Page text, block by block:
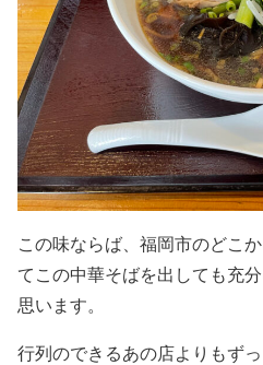
この味ならば、福岡市のどこ
てこの中華そばを出しても充
思います。
行列のできるあの店よりもず